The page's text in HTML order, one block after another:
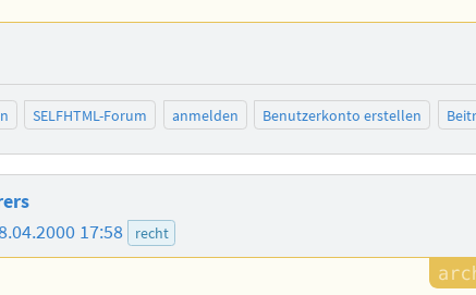
SELFHTML-Forum anmelden Benutzerkonto erstellen
17:58 recht